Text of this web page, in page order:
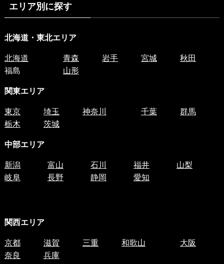
エリア別に探す
北海道・東北エリア
北海道 青森 岩手 宮城
秋田
福島
山形
関東エリア
東京 埼玉 神奈川 千葉
群馬
栃木
茨城
中部エリア
新潟 富山 石川 福井
山梨
岐阜
長野 静岡 愛知
関西エリア
京都 滋賀 三重 和歌山
大阪
奈良
兵庫